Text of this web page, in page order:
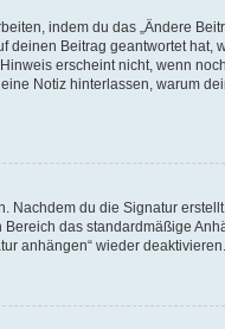
indem du das „Ändere
deinen Beitrag geantwortet hat,
erscheint nicht, wenn
Notiz hinterlassen, warum
du die Signatur
das standardmäßige
anhängen“ wieder deaktivieren.